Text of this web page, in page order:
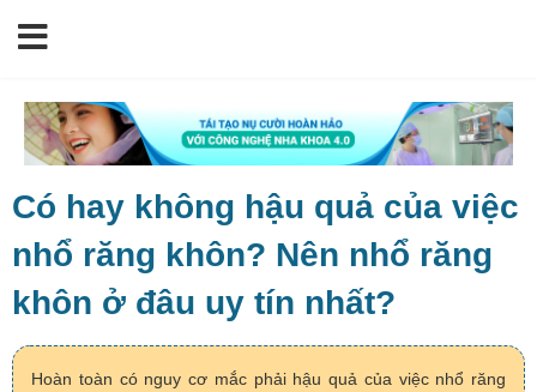
Có hay không hậu quả của việc
nhổ răng khôn? Nên nhổ răng
khôn ở đâu uy tín nhất?
Hoàn toàn có nguy cơ mắc phải hậu quả của việc nhổ răng